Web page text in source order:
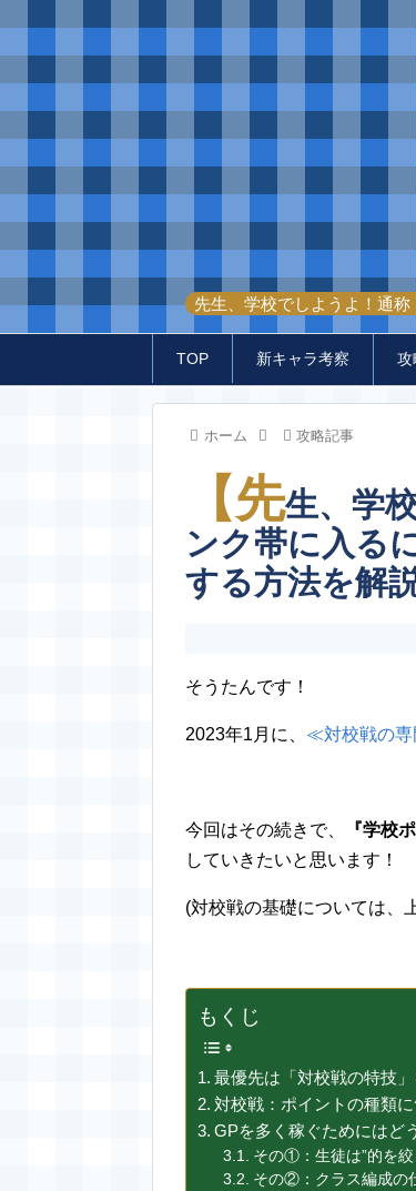
先生、学校でしようよ！通
TOP 新キャラ考察 攻
ホーム 攻略記事
【先生、学
ンク帯に入る
する方法を解
そうたんです！
2023年1月に、 ≪対校戦の
今回はその続きで、 『学校
していきたいと思います！
(対校戦の基礎については、
もくじ
最優先は「対校戦の特技
対校戦：ポイントの種類に
GPを多く稼ぐためにはど
その①：生徒は”的を絞
その②：クラス編成の